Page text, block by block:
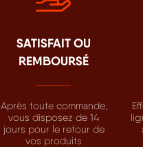
SATISFAIT OU
REMBOURSÉ
Après toute commande,
vous disposez de 14
jours pour le retour de
vos produits